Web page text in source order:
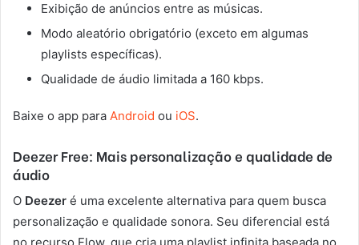
Exibição de anúncios entre as músicas.
Modo aleatório obrigatório (exceto em algumas
playlists específicas).
Qualidade de áudio limitada a 160 kbps.
Baixe o app para Android ou iOS.
Deezer Free: Mais personalização e qualidade de
áudio
O Deezer é uma excelente alternativa para quem busca
personalização e qualidade sonora. Seu diferencial está
no recurso Flow, que cria uma playlist infinita baseada no